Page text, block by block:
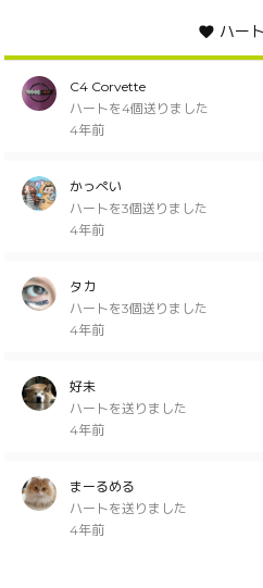
ハート
C4 Corvette
ハートを4個送りました
4年前
かっぺい
ハートを3個送りました
4年前
タカ
ハートを3個送りました
4年前
好未
ハートを送りました
4年前
まーるめる
ハートを送りました
4年前